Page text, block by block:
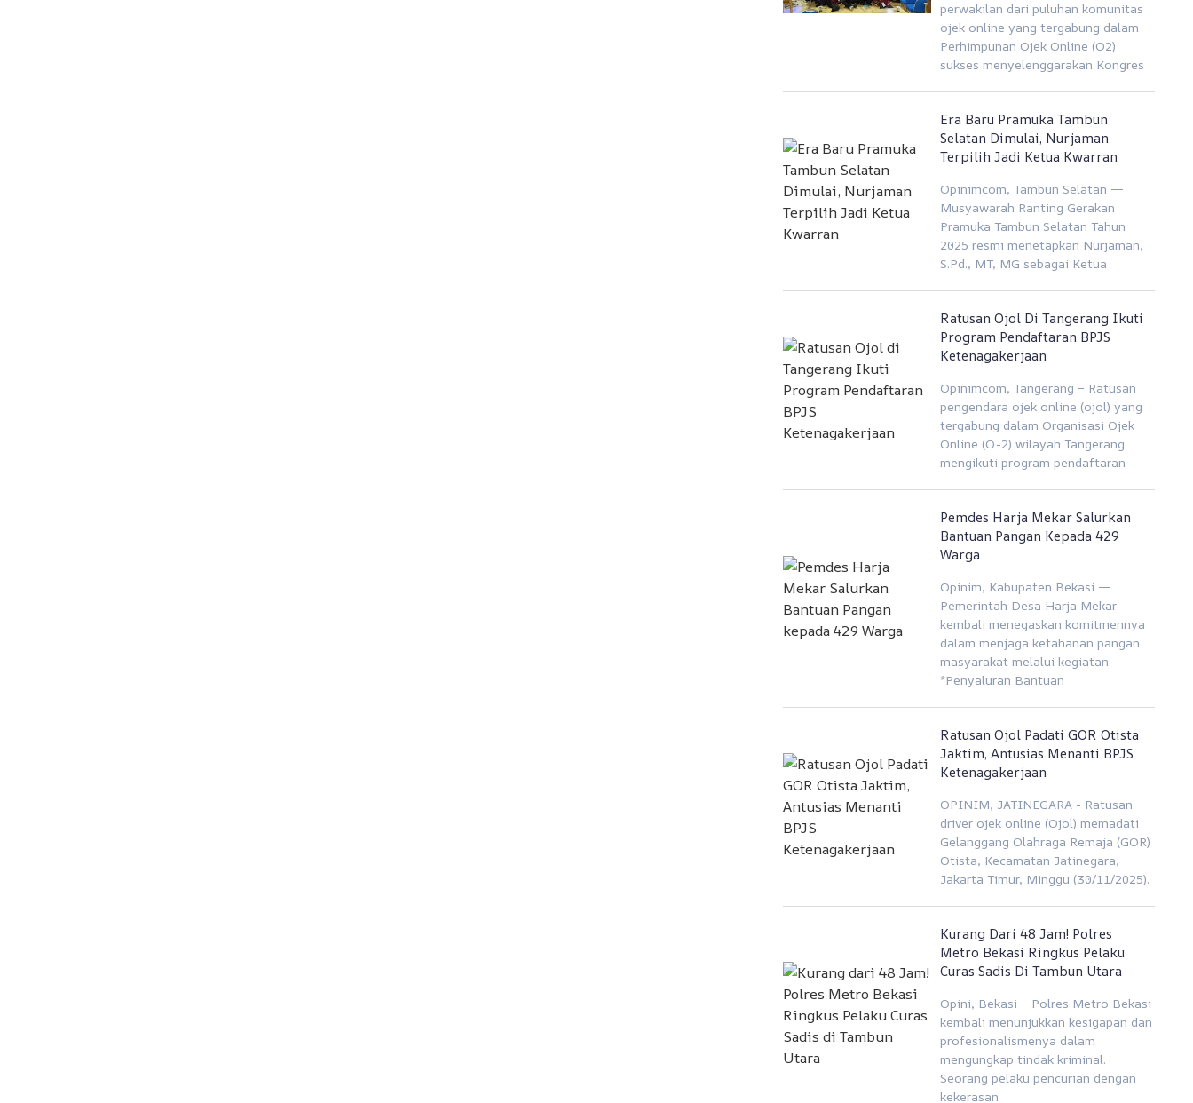
perwakilan dari puluhan komunitas
ojek online yang tergabung dalam
Perhimpunan Ojek Online (O2)
sukses menyelenggarakan Kongres
Era Baru Pramuka Tambun
Selatan Dimulai, Nurjaman
Terpilih Jadi Ketua Kwarran
Opinimcom, Tambun Selatan —
Musyawarah Ranting Gerakan
Pramuka Tambun Selatan Tahun
2025 resmi menetapkan Nurjaman,
S.Pd., MT, MG sebagai Ketua
Ratusan Ojol Di Tangerang Ikuti
Program Pendaftaran BPJS
Ketenagakerjaan
Opinimcom, Tangerang – Ratusan
pengendara ojek online (ojol) yang
tergabung dalam Organisasi Ojek
Online (O-2) wilayah Tangerang
mengikuti program pendaftaran
Pemdes Harja Mekar Salurkan
Bantuan Pangan Kepada 429
Warga
Opinim, Kabupaten Bekasi —
Pemerintah Desa Harja Mekar
kembali menegaskan komitmennya
dalam menjaga ketahanan pangan
masyarakat melalui kegiatan
*Penyaluran Bantuan
Ratusan Ojol Padati GOR Otista
Jaktim, Antusias Menanti BPJS
Ketenagakerjaan
OPINIM, JATINEGARA - Ratusan
driver ojek online (Ojol) memadati
Gelanggang Olahraga Remaja (GOR)
Otista, Kecamatan Jatinegara,
Jakarta Timur, Minggu (30/11/2025).
Kurang Dari 48 Jam! Polres
Metro Bekasi Ringkus Pelaku
Curas Sadis Di Tambun Utara
Opini, Bekasi – Polres Metro Bekasi
kembali menunjukkan kesigapan dan
profesionalismenya dalam
mengungkap tindak kriminal.
Seorang pelaku pencurian dengan
kekerasan